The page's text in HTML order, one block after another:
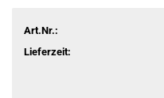
Art.Nr.:
Lieferzeit: